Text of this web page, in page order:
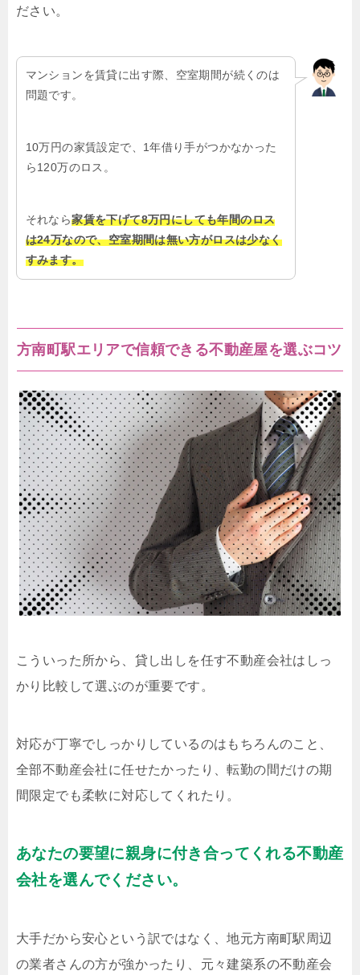
ださい。
マンションを賃貸に出す際、空室期間が続くのは
問題です。
10万円の家賃設定で、1年借り手がつかなかった
ら120万のロス。
それなら家賃を下げて8万円にしても年間のロス
は24万なので、空室期間は無い方がロスは少なく
すみます。
方南町駅エリアで信頼できる不動産屋を選ぶコツ
こういった所から、貸し出しを任す不動産会社はしっ
かり比較して選ぶのが重要です。
対応が丁寧でしっかりしているのはもちろんのこと、
全部不動産会社に任せたかったり、転勤の間だけの期
間限定でも柔軟に対応してくれたり。
あなたの要望に親身に付き合ってくれる不動産
会社を選んでください。
大手だから安心という訳ではなく、地元方南町駅周辺
の業者さんの方が強かったり、元々建築系の不動産会